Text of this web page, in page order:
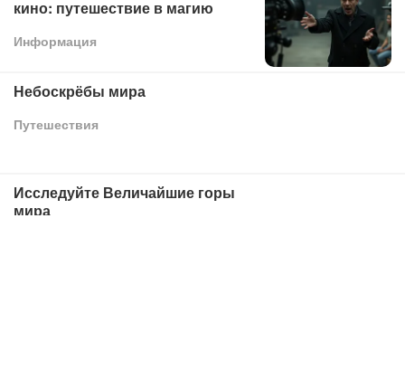
кино: путешествие в магию
Информация
Небоскрёбы мира
Путешествия
Исследуйте Величайшие горы
мира